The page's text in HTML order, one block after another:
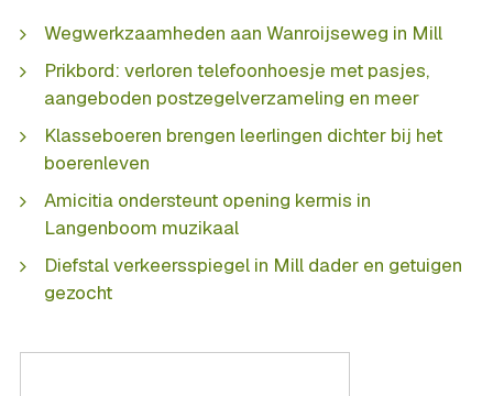
Wegwerkzaamheden aan Wanroijseweg in Mill
Prikbord: verloren telefoonhoesje met pasjes,
aangeboden postzegelverzameling en meer
Klasseboeren brengen leerlingen dichter bij het
boerenleven
Amicitia ondersteunt opening kermis in
Langenboom muzikaal
Diefstal verkeersspiegel in Mill dader en getuigen
gezocht